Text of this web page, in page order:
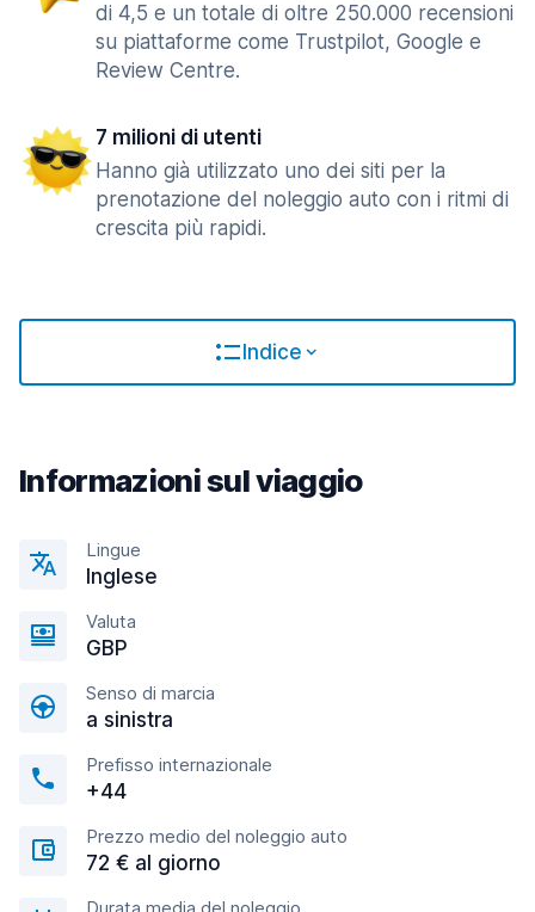
di 4,5 e un totale di oltre 250.000 recensioni
su piattaforme come Trustpilot, Google e
Review Centre.
7 milioni di utenti
Hanno già utilizzato uno dei siti per la
prenotazione del noleggio auto con i ritmi di
crescita più rapidi.
Indice
Informazioni sul viaggio
Lingue
Inglese
Valuta
GBP
Senso di marcia
a sinistra
Prefisso internazionale
+44
Prezzo medio del noleggio auto
72 € al giorno